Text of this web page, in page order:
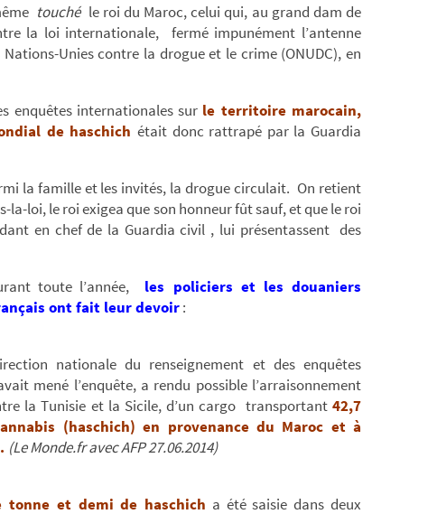
touché le roi du Maroc, celui qui, au grand dam de
la loi internationale, fermé impunément l’antenne
Unies contre la drogue et le crime (ONUDC), en
enquêtes internationales sur le territoire marocain,
de haschich était donc rattrapé par la Guardia
la famille et les invités, la drogue circulait. On retient
la-loi, le roi exigea que son honneur fût sauf, et que le roi
en chef de la Guardia civil , lui présentassent des
toute l’année,
les policiers et les douaniers
ont fait leur devoir:
nationale du renseignement et des enquêtes
mené l’enquête, a rendu possible l’arraisonnement
la Tunisie et la Sicile, d’un cargo transportant 42,7
(haschich) en provenance du Maroc et à
(Le Monde.fr avec AFP 27.06.2014)
tonne et demi de haschich a été saisie dans deux